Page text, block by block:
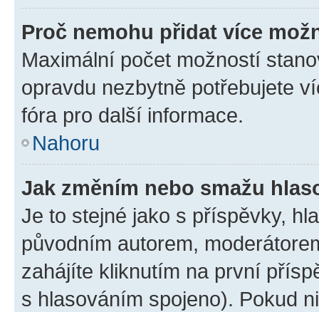
Proč nemohu přidat více
Maximální počet možností
opravdu nezbytně potřebujete
fóra pro další informace.
Nahoru
Jak změním nebo smažu
Je to stejné jako s příspěvky,
původním autorem,
zahájíte kliknutím na první
s hlasováním spojeno). Pokud